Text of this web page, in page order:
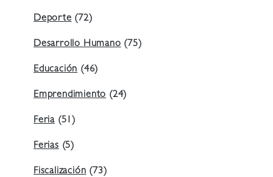
Deporte (72)
Desarrollo Humano (75)
Educación (46)
Emprendimiento (24)
Feria (51)
Ferias (5)
Fiscalización (73)